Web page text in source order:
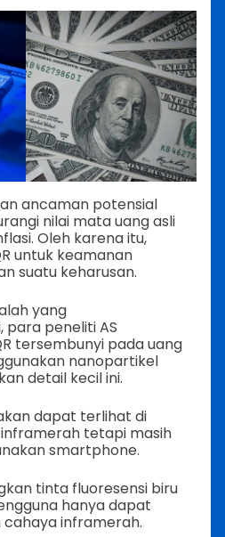
ancaman potensial
nilai mata uang asli
Oleh karena itu,
untuk keamanan
suatu keharusan.
yang
para peneliti AS
tersembunyi pada uang
nanopartikel
detail kecil ini.
dapat terlihat di
tetapi masih
smartphone.
tinta fluoresensi biru
hanya dapat
inframerah.